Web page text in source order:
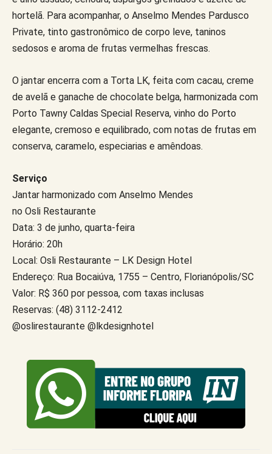
hortelã. Para acompanhar, o Anselmo Mendes Pardusco
Private, tinto gastronômico de corpo leve, taninos
sedosos e aroma de frutas vermelhas frescas.
O jantar encerra com a Torta LK, feita com cacau, creme
de avelã e ganache de chocolate belga, harmonizada com
Porto Tawny Caldas Special Reserva, vinho do Porto
elegante, cremoso e equilibrado, com notas de frutas em
conserva, caramelo, especiarias e amêndoas.
Serviço
Jantar harmonizado com Anselmo Mendes
no Osli Restaurante
Data: 3 de junho, quarta-feira
Horário: 20h
Local: Osli Restaurante – LK Design Hotel
Endereço: Rua Bocaiúva, 1755 – Centro, Florianópolis/SC
Valor: R$ 360 por pessoa, com taxas inclusas
Reservas: (48) 3112-2412
@oslirestaurante @lkdesignhotel